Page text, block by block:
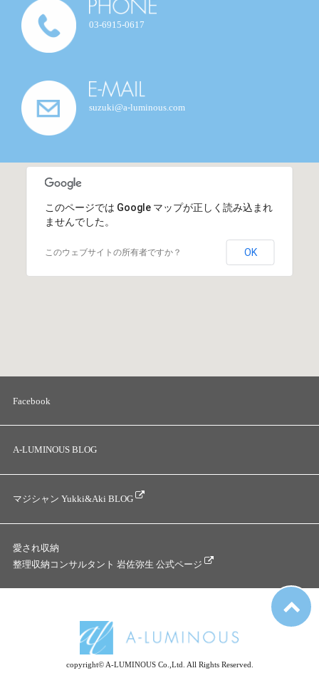
03-6915-0617
suzuki@a-luminous.com
このページでは Google マップが正しく読み込まれ
ませんでした。
このウェブサイトの所有者ですか？ OK
Facebook
A-LUMINOUS BLOG
マジシャン Yukki&Aki BLOG
愛され収納
整理収納コンサルタント 岩佐弥生 公式ページ
copyright© A-LUMINOUS Co.,Ltd. All Rights Reserved.